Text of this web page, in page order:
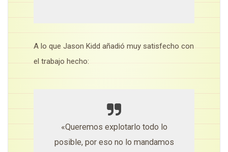
A lo que Jason Kidd añadió muy satisfecho con
el trabajo hecho:
«Queremos explotarlo todo lo
posible, por eso no lo mandamos